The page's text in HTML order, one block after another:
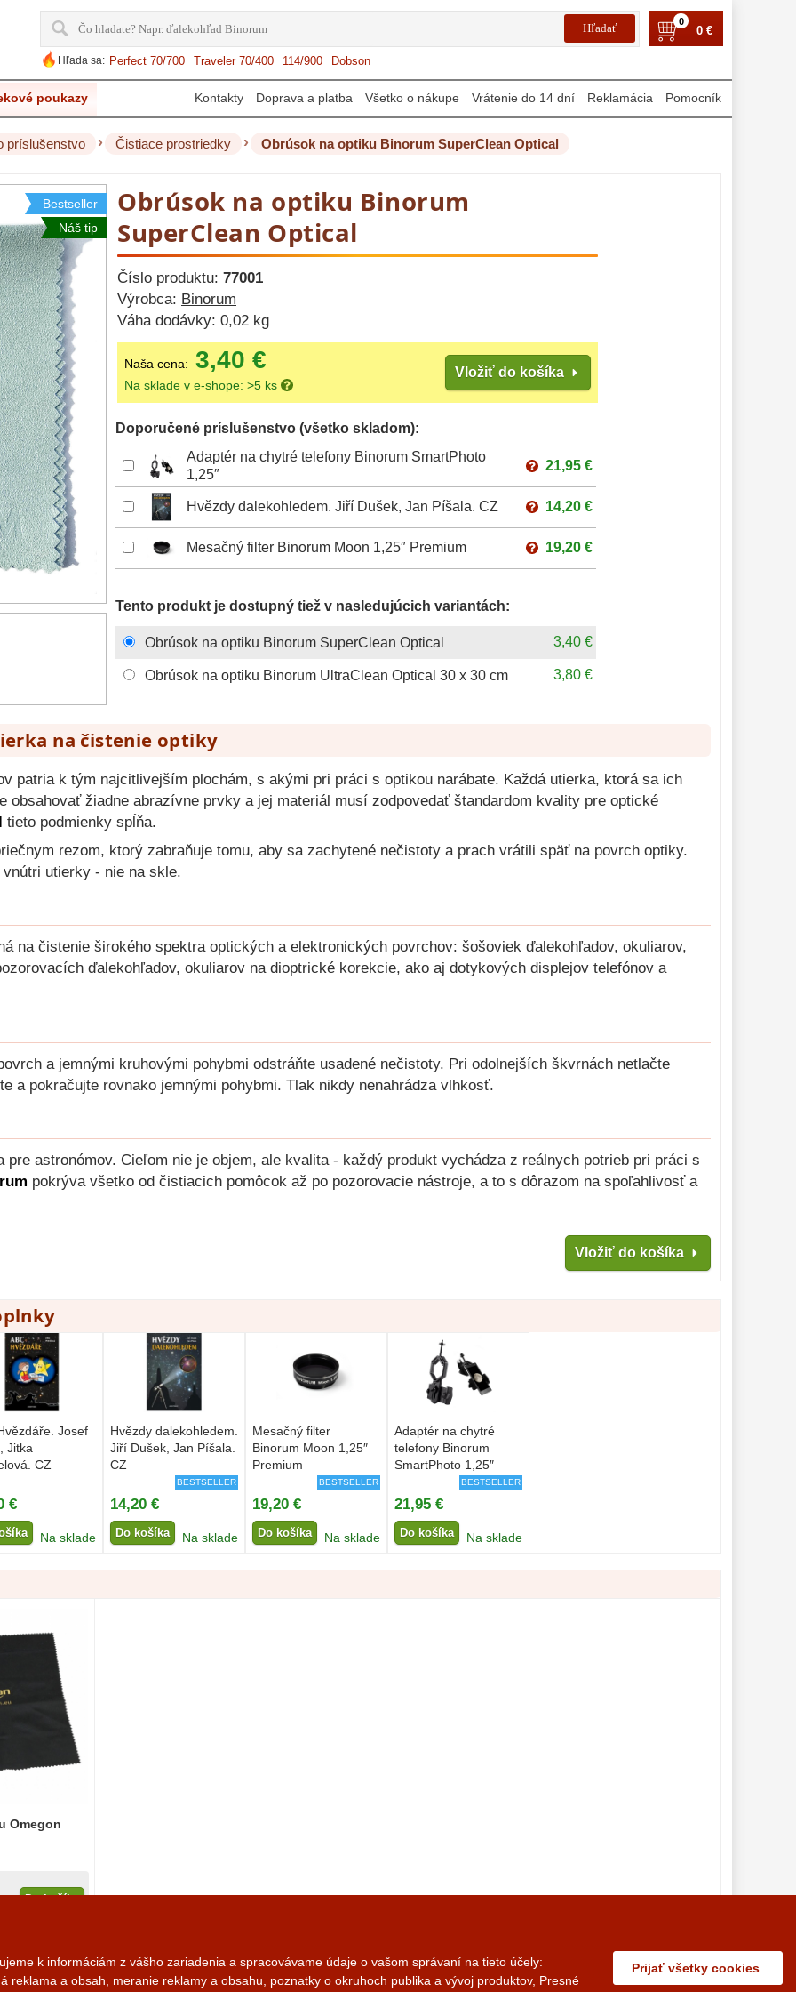
0
0 €
Hľada sa: Perfect 70/700 Traveler 70/400 114/900 Dobson
poukazy Kontakty Doprava a platba Všetko o nákupe Vrátenie do 14 dní Reklamácia Pomocník
príslušenstvo › Čistiace prostriedky › Obrúsok na optiku Binorum SuperClean Optical
Bestseller
Náš tip
Obrúsok na optiku Binorum
SuperClean Optical
Číslo produktu: 77001
Výrobca: Binorum
Váha dodávky: 0,02 kg
Naša cena: 3,40 €
Na sklade v e-shope: >5 ks
Vložiť do košíka
Doporučené príslušenstvo (všetko skladom):
Adaptér na chytré telefony Binorum SmartPhoto
1,25″
21,95 €
Hvězdy dalekohledem. Jiří Dušek, Jan Píšala. CZ 14,20 €
Mesačný filter Binorum Moon 1,25″ Premium 19,20 €
Tento produkt je dostupný tiež v nasledujúcich variantách:
Obrúsok na optiku Binorum SuperClean Optical 3,40 €
Obrúsok na optiku Binorum UltraClean Optical 30 x 30 cm 3,80 €
na čistenie optiky
patria k tým najcitlivejším plochám, s akými pri práci s optikou narábate. Každá utierka, ktorá sa ich
žiadne abrazívne prvky a jej materiál musí zodpovedať štandardom kvality pre optické
tieto podmienky spĺňa.
rezom, ktorý zabraňuje tomu, aby sa zachytené nečistoty a prach vrátili späť na povrch optiky.
utierky - nie na skle.
na čistenie širokého spektra optických a elektronických povrchov: šošoviek ďalekohľadov, okuliarov,
ďalekohľadov, okuliarov na dioptrické korekcie, ako aj dotykových displejov telefónov a
a jemnými kruhovými pohybmi odstráňte usadené nečistoty. Pri odolnejších škvrnách netlačte
a pokračujte rovnako jemnými pohybmi. Tlak nikdy nenahrádza vlhkosť.
astronómov. Cieľom nie je objem, ale kvalita - každý produkt vychádza z reálnych potrieb pri práci s
pokrýva všetko od čistiacich pomôcok až po pozorovacie nástroje, a to s dôrazom na spoľahlivosť a
Vložiť do košíka
Josef
Jitka
CZ
€
Na sklade
Hvězdy dalekohledem.
Jiří Dušek, Jan Píšala.
CZ
BESTSELLER
14,20 €
Do košíka Na sklade
Mesačný filter
Binorum Moon 1,25″
Premium
BESTSELLER
19,20 €
Do košíka Na sklade
Adaptér na chytré
telefony Binorum
SmartPhoto 1,25″
BESTSELLER
21,95 €
Do košíka Na sklade
Omegon
Do košíka
k informáciám z vášho zariadenia a spracovávame údaje o vašom správaní na tieto účely:
a obsah, meranie reklamy a obsahu, poznatky o okruhoch publika a vývoj produktov, Presné
Prijať všetky cookies